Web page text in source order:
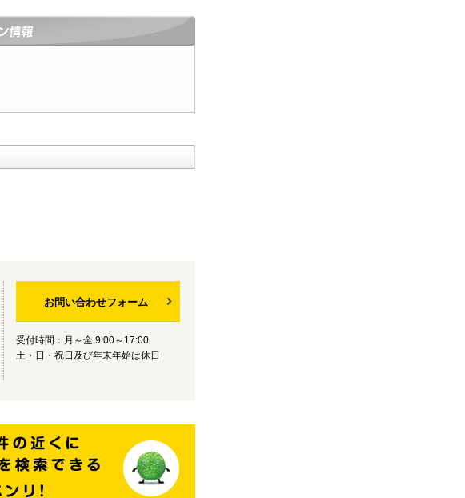
お問い合わせフォーム
受付時間：月～金 9:00～17:00
土・日・祝日及び年末年始は休日